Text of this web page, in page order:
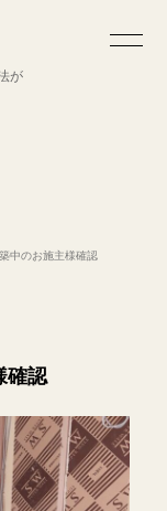
が
中のお施主様確認
確認